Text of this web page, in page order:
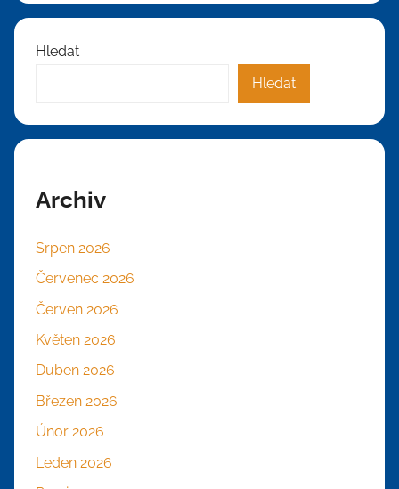
Hledat
Hledat
Archiv
Srpen 2026
Červenec 2026
Červen 2026
Květen 2026
Duben 2026
Březen 2026
Únor 2026
Leden 2026